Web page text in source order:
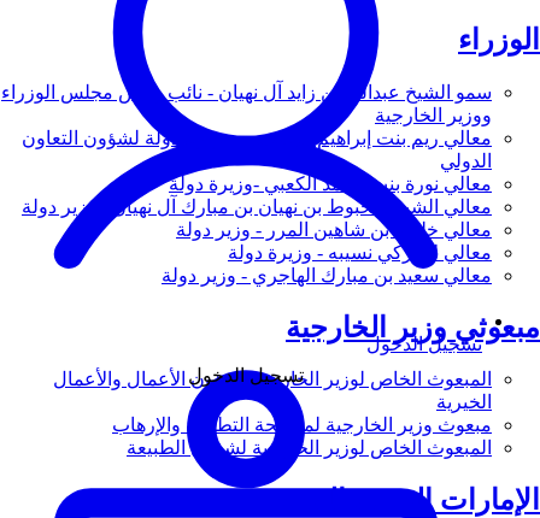
الوزراء
سمو الشيخ عبدالله بن زايد آل نهيان - نائب رئيس مجلس الوزراء
ووزير الخارجية
معالي ريم بنت إبراهيم الهاشمي - وزيرة دولة لشؤون التعاون
الدولي
معالي نورة بنت محمد الكعبي -وزيرة دولة
معالي الشيخ شخبوط بن نهيان بن مبارك آل نهيان - وزير دولة
معالي خليفة بن شاهين المرر - وزير دولة
معالي لانا زكي نسيبه - وزيرة دولة
معالي سعيد بن مبارك الهاجري - وزير دولة
مبعوثي وزير الخارجية
المبعوث الخاص لوزير الخارجية لشؤون الأعمال والأعمال
الخيرية
مبعوث وزير الخارجية لمكافحة التطرف والإرهاب
المبعوث الخاص لوزير الخارجية لشؤون الطبيعة
الإمارات العربية المتحدة
تسجيل الدخول
تسجيل الدخول